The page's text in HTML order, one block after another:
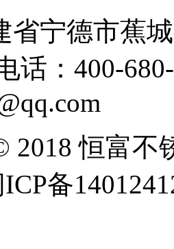
省宁德市蕉
：400-
2018 恒富不
ICP备